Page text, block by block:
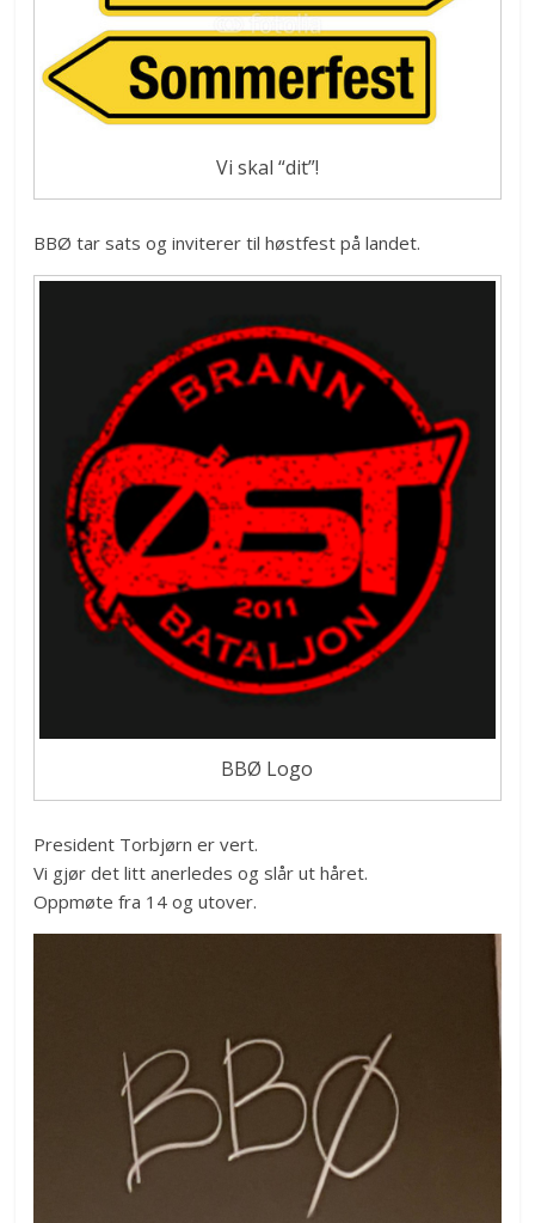
Vi skal “dit”!
BBØ tar sats og inviterer til høstfest på landet.
BBØ Logo
President Torbjørn er vert.
Vi gjør det litt anerledes og slår ut håret.
Oppmøte fra 14 og utover.